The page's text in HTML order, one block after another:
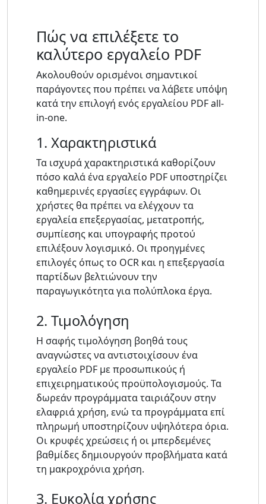
Πώς να επιλέξετε το
καλύτερο εργαλείο PDF
Ακολουθούν ορισμένοι σημαντικοί
παράγοντες που πρέπει να λάβετε υπόψη
κατά την επιλογή ενός εργαλείου PDF all-
in-one.
1. Χαρακτηριστικά
Τα ισχυρά χαρακτηριστικά καθορίζουν
πόσο καλά ένα εργαλείο PDF υποστηρίζει
καθημερινές εργασίες εγγράφων. Οι
χρήστες θα πρέπει να ελέγχουν τα
εργαλεία επεξεργασίας, μετατροπής,
συμπίεσης και υπογραφής προτού
επιλέξουν λογισμικό. Οι προηγμένες
επιλογές όπως το OCR και η επεξεργασία
παρτίδων βελτιώνουν την
παραγωγικότητα για πολύπλοκα έργα.
2. Τιμολόγηση
Η σαφής τιμολόγηση βοηθά τους
αναγνώστες να αντιστοιχίσουν ένα
εργαλείο PDF με προσωπικούς ή
επιχειρηματικούς προϋπολογισμούς. Τα
δωρεάν προγράμματα ταιριάζουν στην
ελαφριά χρήση, ενώ τα προγράμματα επί
πληρωμή υποστηρίζουν υψηλότερα όρια.
Οι κρυφές χρεώσεις ή οι μπερδεμένες
βαθμίδες δημιουργούν προβλήματα κατά
τη μακροχρόνια χρήση.
3. Ευκολία χρήσης